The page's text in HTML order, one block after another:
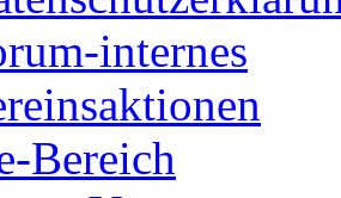
internes
Bereich